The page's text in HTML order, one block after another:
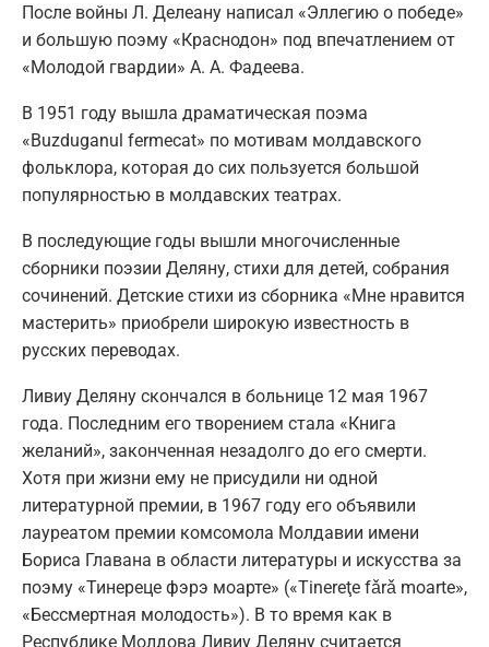
После войны Л. Делеану написал «Эллегию о победе»
и большую поэму «Краснодон» под впечатлением от
«Молодой гвардии» А. А. Фадеева.
В 1951 году вышла драматическая поэма
«Buzduganul fermecat» по мотивам молдавского
фольклора, которая до сих пользуется большой
популярностью в молдавских театрах.
В последующие годы вышли многочисленные
сборники поэзии Деляну, стихи для детей, собрания
сочинений. Детские стихи из сборника «Мне нравится
мастерить» приобрели широкую известность в
русских переводах.
Ливиу Деляну скончался в больнице 12 мая 1967
года. Последним его творением стала «Книга
желаний», законченная незадолго до его смерти.
Хотя при жизни ему не присудили ни одной
литературной премии, в 1967 году его объявили
лауреатом премии комсомола Молдавии имени
Бориса Главана в области литературы и искусства за
поэму «Тинереце фэрэ моарте» («Tinereţe fǎrǎ moarte»,
«Бессмертная молодость»). В то время как в
Республике Молдова Ливиу Деляну считается